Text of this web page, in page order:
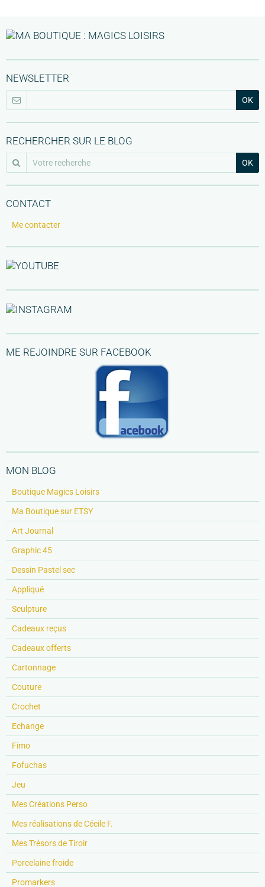
NEWSLETTER
OK
RECHERCHER SUR LE BLOG
OK
CONTACT
Me contacter
ME REJOINDRE SUR FACEBOOK
MON BLOG
Boutique Magics Loisirs
Ma Boutique sur ETSY
Art Journal
Graphic 45
Dessin Pastel sec
Appliqué
Sculpture
Cadeaux reçus
Cadeaux offerts
Cartonnage
Couture
Crochet
Echange
Fimo
Fofuchas
Jeu
Mes Créations Perso
Mes réalisations de Cécile F.
Mes Trésors de Tiroir
Porcelaine froide
Promarkers